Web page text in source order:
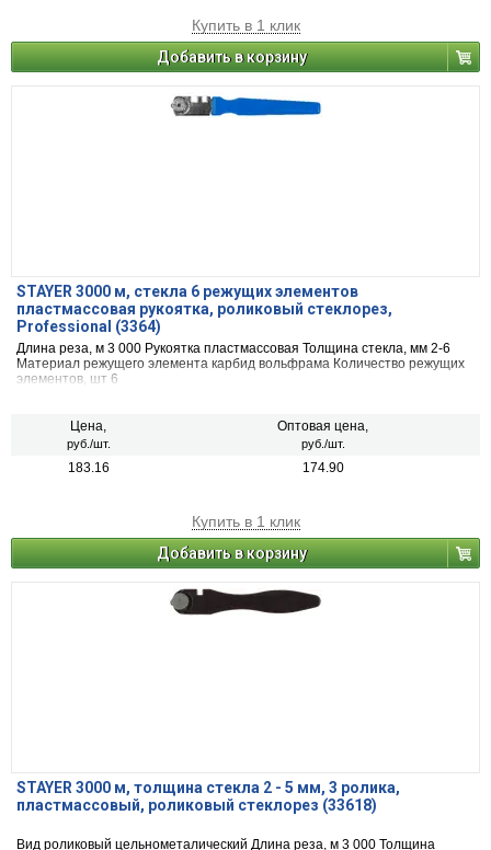
Купить в 1 клик
Добавить в корзину
STAYER 3000 м, стекла 6 режущих элементов
пластмассовая рукоятка, роликовый стеклорез,
Professional (3364)
Длина реза, м 3 000 Рукоятка пласт­мас­со­вая Толщина стекла, мм 2-6
Материал режущего элемента кар­бид вольф­ра­ма Количество режущих
элементов, шт 6
Цена,
руб./шт.
Оптовая цена,
руб./шт.
183.16 174.90
Купить в 1 клик
Добавить в корзину
STAYER 3000 м, толщина стекла 2 - 5 мм, 3 ролика,
пластмассовый, роликовый стеклорез (33618)
Вид ро­ли­ко­вый цель­но­ме­та­ли­че­ский Длина реза, м 3 000 Толщина